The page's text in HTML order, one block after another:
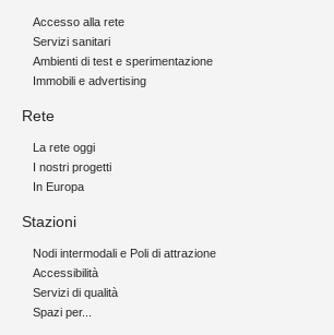
Accesso alla rete
Servizi sanitari
Ambienti di test e sperimentazione
Immobili e advertising
Rete
La rete oggi
I nostri progetti
In Europa
Stazioni
Nodi intermodali e Poli di attrazione
Accessibilità
Servizi di qualità
Spazi per...